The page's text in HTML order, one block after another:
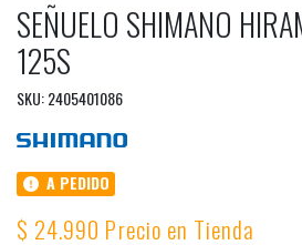
SEÑUELO SHIMANO
125S
SKU: 2405401086
A PEDIDO
$ 24.990 Precio en Tienda